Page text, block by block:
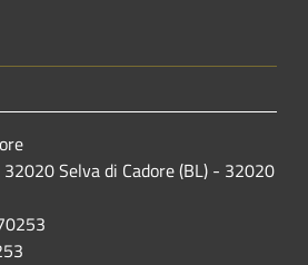
Selva di Cadore (BL) - 32020